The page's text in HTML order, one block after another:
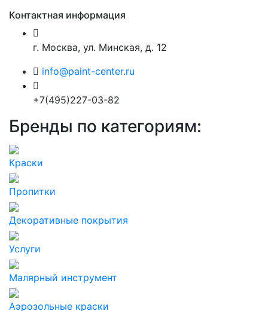
Контактная информация
г. Москва, ул. Минская, д. 12
info@paint-center.ru
+7(495)227-03-82
Бренды по категориям:
Краски
Пропитки
Декоративные покрытия
Услуги
Малярный инструмент
Аэрозольные краски